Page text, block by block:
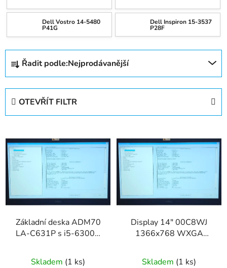
Dell Vostro 14-5480
P41G
Dell Inspiron 15-3537
P28F
Ř
z
p
r
o
d
u
k
Řadit podle:Nejprodávanější
OTEVŘÍT FILTR
ý
p
s
p
Základní deska ADM70
LA-C631P s i5-6300U
Skladem (1 ks)
Display 14" 00C8WJ
1366x768 WXGA
Latitude E5470
Skladem (1 ks)